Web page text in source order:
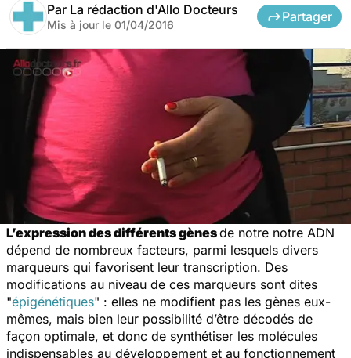
Par La rédaction d'Allo Docteurs
Mis à jour le 01/04/2016
Partager
L’expression des différents gènesde notre notre ADN
dépend de nombreux facteurs, parmi lesquels divers
marqueurs qui favorisent leur transcription. Des
modifications au niveau de ces marqueurs sont dites
"épigénétiques" : elles ne modifient pas les gènes eux-
mêmes, mais bien leur possibilité d’être décodés de
façon optimale, et donc de synthétiser les molécules
indispensables au développement et au fonctionnement